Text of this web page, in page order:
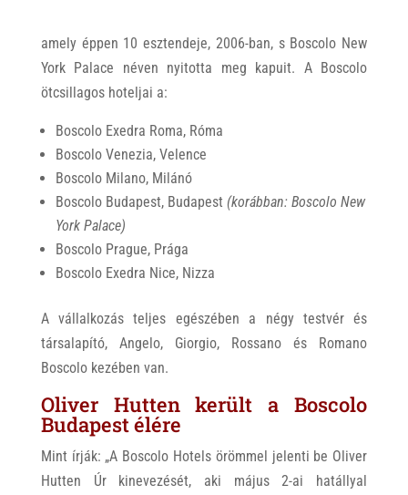
amely éppen 10 esztendeje, 2006-ban, s Boscolo New
York Palace néven nyitotta meg kapuit. A Boscolo
ötcsillagos hoteljai a:
Boscolo Exedra Roma, Róma
Boscolo Venezia, Velence
Boscolo Milano, Milánó
Boscolo Budapest, Budapest (korábban: Boscolo New
York Palace)
Boscolo Prague, Prága
Boscolo Exedra Nice, Nizza
A vállalkozás teljes egészében a négy testvér és
társalapító, Angelo, Giorgio, Rossano és Romano
Boscolo kezében van.
Oliver Hutten került a Boscolo
Budapest élére
Mint írják: „A Boscolo Hotels örömmel jelenti be Oliver
Hutten Úr kinevezését, aki május 2-ai hatállyal